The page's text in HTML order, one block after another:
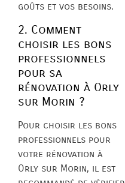
goûts et vos besoins.
2. Comment
choisir les bons
professionnels
pour sa
rénovation à Orly
sur Morin ?
Pour choisir les bons
professionnels pour
votre rénovation à
Orly sur Morin, il est